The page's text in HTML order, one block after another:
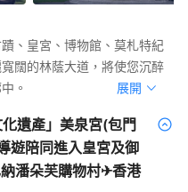
、皇宮、博物館、莫札特紀
闊的林蔭大道，將使您沉醉
。
展開
遺產」美泉宮(包門
遊陪同進入皇宮及御
潘朵芙購物村✈香港